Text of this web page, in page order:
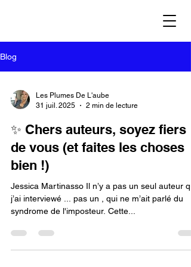
Blog
Les Plumes De L'aube
31 juil. 2025
2 min de lecture
✨ Chers auteurs, soyez fiers
de vous (et faites les choses
bien !)
Jessica Martinasso Il n’y a pas un seul auteur
j’ai interviewé ... pas un , qui ne m’ait parlé du
syndrome de l'imposteur. Cette...